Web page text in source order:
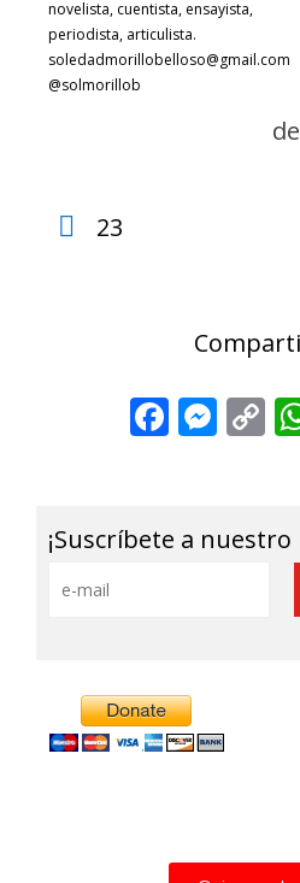
novelista, cuentista, ensayista,
periodista, articulista.
soledadmorillobelloso@gmail.com
@solmorillob
23
¡Suscríbete a